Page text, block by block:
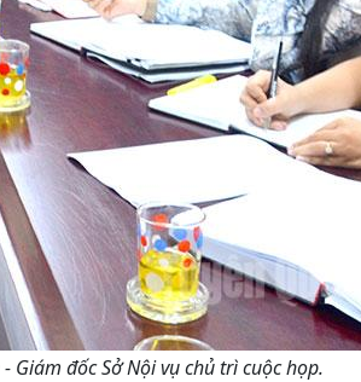
Giám đốc Sở Nội vụ chủ trì cuộc họp.